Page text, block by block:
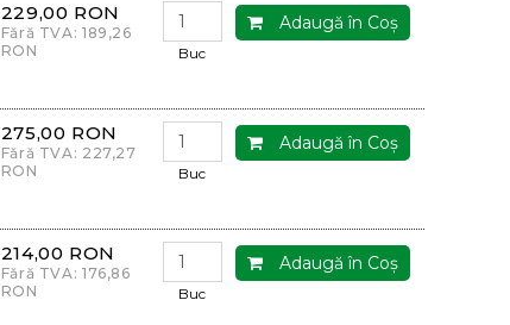
229,00 RON
Fără TVA: 189,26
RON
Adaugă în Coş
Buc
275,00 RON
Fără TVA: 227,27
RON
Adaugă în Coş
Buc
214,00 RON
Fără TVA: 176,86
RON
Adaugă în Coş
Buc